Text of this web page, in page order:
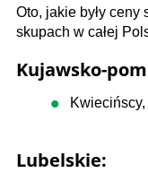
Oto, jakie były
skupach w całej
Kujawsko-
Kwiecińscy,
Lubelskie: